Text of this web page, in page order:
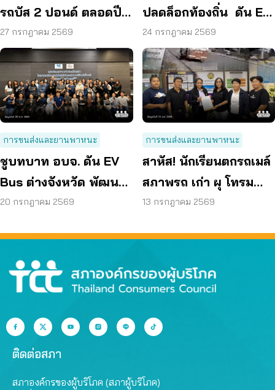
รถบัส 2 ปอนด์ ตลอดปี
70 ลดค่าครองชีพ
27 กรกฎาคม 2569
ปลดล็อกท้องถิ่น ดัน EV
Bus อยุธยา
24 กรกฎาคม 2569
การขนส่งและยานพาหนะ
ชูบทบาท อบจ. ดัน EV
Bus ต่างจังหวัด พัฒนา
ขนส่งสาธารณะไร้รอย
20 กรกฎาคม 2569
การขนส่งและยานพาหนะ
สาหัส! นักเรียนตกรถเมล์
สภาพรถ เก่า ผุ โทรม
ถามหามาตรฐานรถ
13 กรกฎาคม 2569
ติดต่อสภา
สภาองค์กรของผู้บริโภค (สภาผู้บริโภค)